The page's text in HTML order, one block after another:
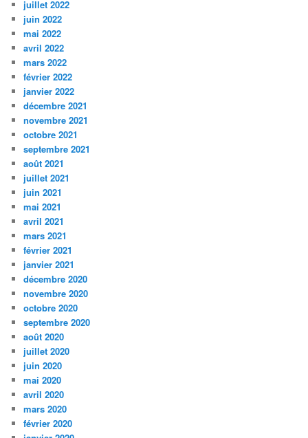
juillet 2022
juin 2022
mai 2022
avril 2022
mars 2022
février 2022
janvier 2022
décembre 2021
novembre 2021
octobre 2021
septembre 2021
août 2021
juillet 2021
juin 2021
mai 2021
avril 2021
mars 2021
février 2021
janvier 2021
décembre 2020
novembre 2020
octobre 2020
septembre 2020
août 2020
juillet 2020
juin 2020
mai 2020
avril 2020
mars 2020
février 2020